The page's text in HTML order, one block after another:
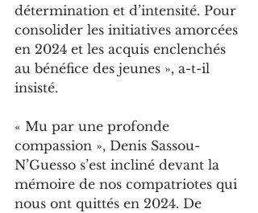
détermination et d’intensité. Pour
consolider les initiatives amorcées
en 2024 et les acquis enclenchés
au bénéfice des jeunes », a-t-il
insisté.
« Mu par une profonde
compassion », Denis Sassou-
N’Guesso s’est incliné devant la
mémoire de nos compatriotes qui
nous ont quittés en 2024. De